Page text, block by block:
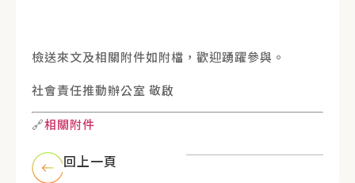
檢送來文及相關附件如附檔，歡迎踴躍參與。
社會責任推動辦公室 敬啟
🔗相關附件
回上一頁